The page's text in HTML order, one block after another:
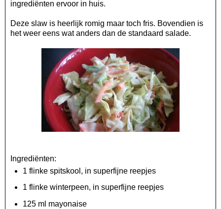
ingrediënten ervoor in huis.
Deze slaw is heerlijk romig maar toch fris. Bovendien is
het weer eens wat anders dan de standaard salade.
Ingrediënten:
1 flinke spitskool, in superfijne reepjes
1 flinke winterpeen, in superfijne reepjes
125 ml mayonaise